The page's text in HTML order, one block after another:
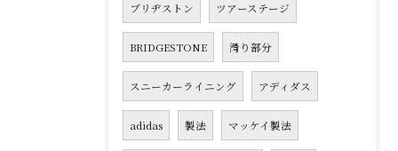
ブリヂストン ツアーステージ
BRIDGESTONE 滑り部分
スニーカーライニング アディダス
adidas 製法 マッケイ製法